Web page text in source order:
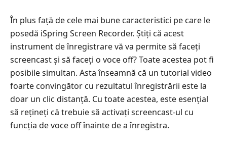
În plus față de cele mai bune caracteristici pe care le
posedă iSpring Screen Recorder. Știți că acest
instrument de înregistrare vă va permite să faceți
screencast și să faceți o voce off? Toate acestea pot fi
posibile simultan. Asta înseamnă că un tutorial video
foarte convingător cu rezultatul înregistrării este la
doar un clic distanță. Cu toate acestea, este esențial
să rețineți că trebuie să activați screencast-ul cu
funcția de voce off înainte de a înregistra.